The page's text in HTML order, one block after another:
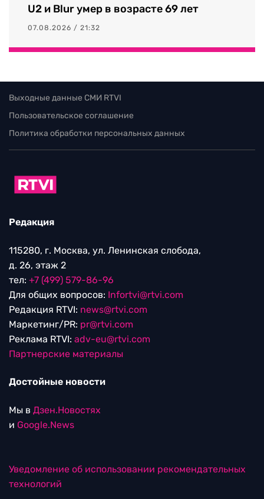
U2 и Blur умер в возрасте 69 лет
07.08.2026 / 21:32
Выходные данные СМИ RTVI
Пользовательское соглашение
Политика обработки персональных данных
Редакция
115280, г. Москва, ул. Ленинская слобода,
д. 26, этаж 2
тел: +7 (499) 579-86-96
Для общих вопросов: Infortvi@rtvi.com
Редакция RTVI: news@rtvi.com
Маркетинг/PR: pr@rtvi.com
Реклама RTVI: adv-eu@rtvi.com
Партнерские материалы
Достойные новости
Мы в Дзен.Новостях
и Google.News
Уведомление об использовании рекомендательных
технологий